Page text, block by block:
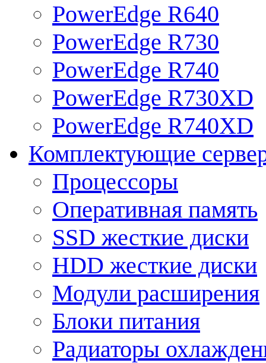
PowerEdge R640
PowerEdge R730
PowerEdge R740
PowerEdge R730XD
PowerEdge R740XD
Комплектующие
Процессоры
Оперативная память
SSD жесткие диски
HDD жесткие диски
Модули расширения
Блоки питания
Радиаторы